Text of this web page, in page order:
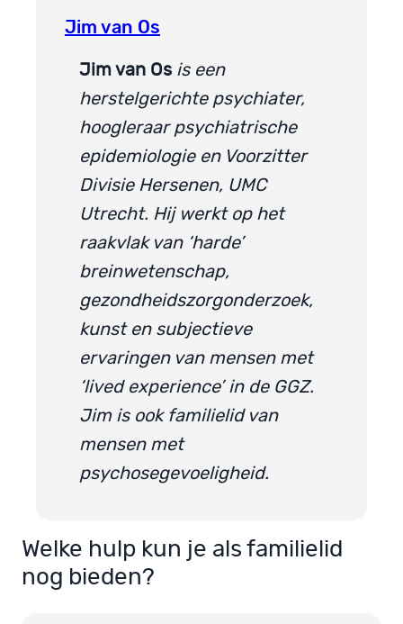
Jim van Os
Jim van Os is een
herstelgerichte psychiater,
hoogleraar psychiatrische
epidemiologie en Voorzitter
Divisie Hersenen, UMC
Utrecht. Hij werkt op het
raakvlak van ‘harde’
breinwetenschap,
gezondheidszorgonderzoek,
kunst en subjectieve
ervaringen van mensen met
‘lived experience’ in de GGZ.
Jim is ook familielid van
mensen met
psychosegevoeligheid.
Welke hulp kun je als familielid
nog bieden?